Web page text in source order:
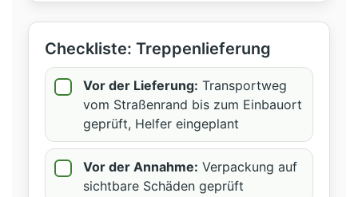
Checkliste: Treppenlieferung
Vor der Lieferung: Transportweg
vom Straßenrand bis zum Einbauort
geprüft, Helfer eingeplant
Vor der Annahme: Verpackung auf
sichtbare Schäden geprüft